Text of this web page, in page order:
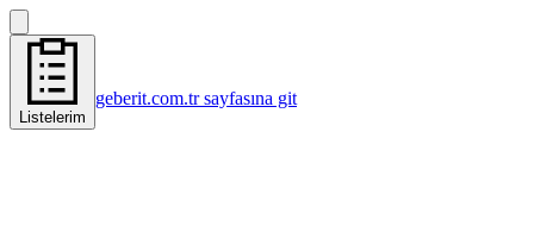
Listelerim
geberit.com.tr sayfasına git